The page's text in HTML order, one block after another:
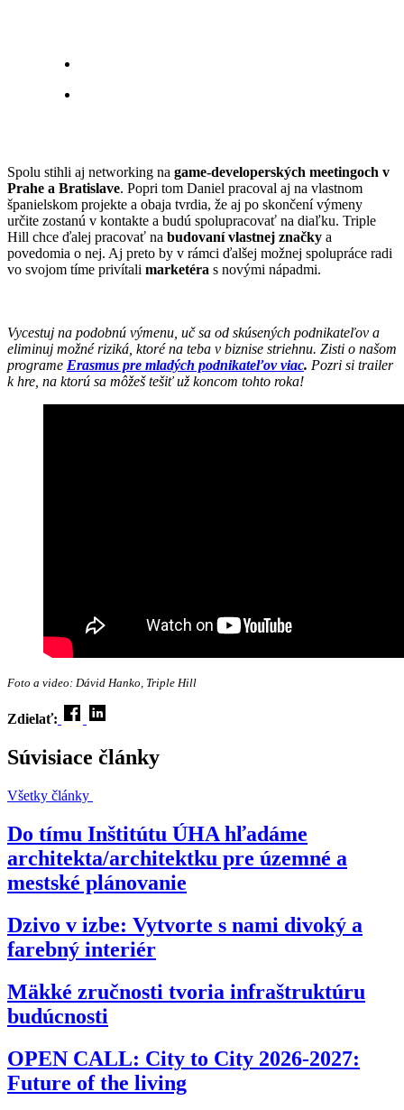
Spolu stihli aj networking na game-developerských meetingoch v
Prahe a Bratislave. Popri tom Daniel pracoval aj na vlastnom
španielskom projekte a obaja tvrdia, že aj po skončení výmeny
určite zostanú v kontakte a budú spolupracovať na diaľku. Triple
Hill chce ďalej pracovať na budovaní vlastnej značky a
povedomia o nej. Aj preto by v rámci ďalšej možnej spolupráce radi
vo svojom tíme privítali marketéra s novými nápadmi.
Vycestuj na podobnú výmenu, uč sa od skúsených podnikateľov a
eliminuj možné riziká, ktoré na teba v biznise striehnu. Zisti o našom
programe Erasmus pre mladých podnikateľov viac. Pozri si trailer
k hre, na ktorú sa môžeš tešiť už koncom tohto roka!
Foto a video: Dávid Hanko, Triple Hill
Zdielať:
Súvisiace články
Všetky články
Do tímu Inštitútu ÚHA hľadáme
architekta/architektku pre územné a
mestské plánovanie
Dzivo v izbe: Vytvorte s nami divoký a
farebný interiér
Mäkké zručnosti tvoria infraštruktúru
budúcnosti
OPEN CALL: City to City 2026-2027:
Future of the living